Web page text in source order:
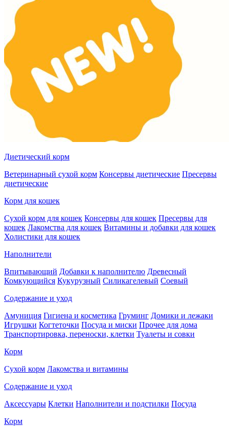
Диетический корм
Ветеринарный сухой корм Консервы диетические Пресервы
диетические
Корм для кошек
Сухой корм для кошек Консервы для кошек Пресервы для
кошек Лакомства для кошек Витамины и добавки для кошек
Холистики для кошек
Наполнители
Впитывающий Добавки к наполнителю Древесный
Комкующийся Кукурузный Силикагелевый Соевый
Содержание и уход
Амуниция Гигиена и косметика Груминг Домики и лежаки
Игрушки Когтеточки Посуда и миски Прочее для дома
Транспортировка, переноски, клетки Туалеты и совки
Корм
Сухой корм Лакомства и витамины
Содержание и уход
Аксессуары Клетки Наполнители и подстилки Посуда
Корм